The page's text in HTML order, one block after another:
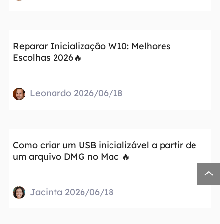
Reparar Inicialização W10: Melhores
Escolhas 2026🔥
Leonardo 2026/06/18
Como criar um USB inicializável a partir de
um arquivo DMG no Mac 🔥
Jacinta 2026/06/18
